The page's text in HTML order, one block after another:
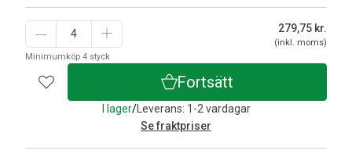
Minimumköp 4 styck
279,75 kr.
(inkl. moms)
Fortsätt
I lager/Leverans: 1-2 vardagar
Se fraktpriser